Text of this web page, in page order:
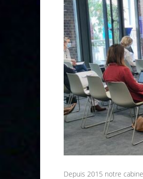
Depuis 2015 notre